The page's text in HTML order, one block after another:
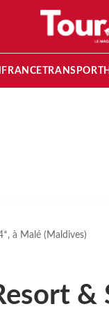
FRANCETRANSPORT
à Malé (Maldives)
&